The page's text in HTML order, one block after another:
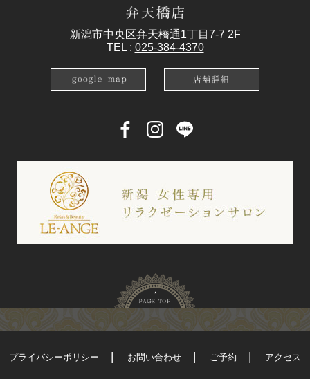
新潟市中央区弁天橋通1丁目7-7 2F
TEL : 025-384-4370
プライバシーポリシー お問い合わせ ご予約 アクセス